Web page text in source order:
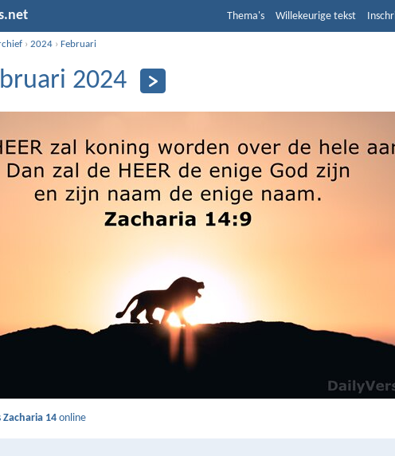
Thema's Willekeurige tekst
›2024 ›Februari
2024
Zacharia 14 online